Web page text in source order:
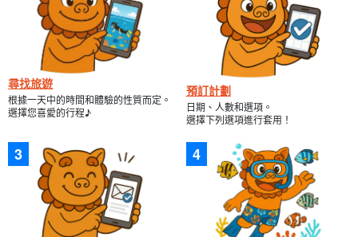
尋找旅遊
根據一天中的時間和體驗的性質而定。
選擇您喜愛的行程♪
預訂計劃
日期、人數和選項。
選擇下列選項進行套用！